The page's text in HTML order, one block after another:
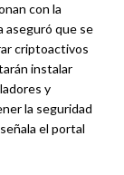
con la
aseguró que se
criptoactivos
instalar
y
la seguridad
el portal